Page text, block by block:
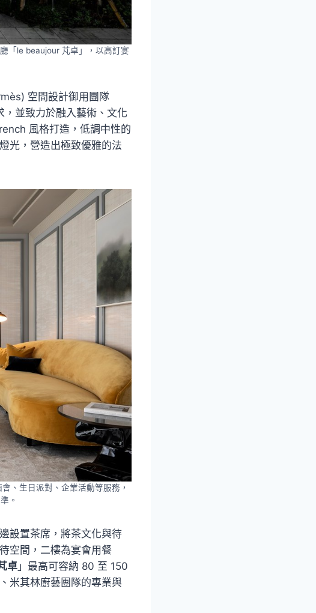
「le beaujour 芃卓」，以高訂宴
空間設計御用團隊
，並致力於融入藝術、文化
風格打造，低調中性的
光，營造出極致優雅的法
、生日派對、企業活動等服務，
。
設置茶席，將茶文化與待
空間，二樓為宴會用餐
卓」最高可容納 80 至 150
米其林廚藝團隊的專業與